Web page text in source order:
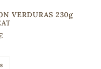
VERDURAS 230g